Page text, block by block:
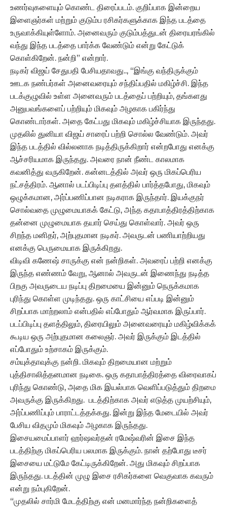
உணர்வுகளையும் கொண்ட திரைப்படம். குறிப்பாக இன்றைய
இளைஞர்கள் மற்றும் குடும்ப ரசிகர்களுக்காக இந்த படத்தை
உருவாக்கியுள்ளோம். அனைவரும் குடும்பத்துடன் திரையரங்கில்
வந்து இந்த படத்தை பார்க்க வேண்டும் என்று கேட்டுக்
கொள்கிறேன். நன்றி” என்றார்.
நடிகர் விஜய் சேதுபதி பேசியதாவது.., “இங்கு வந்திருக்கும்
ஊடக நண்பர்கள் அனைவரையும் சந்திப்பதில் மகிழ்ச்சி. இந்த
படக்குழுவில் உள்ள அனைவரும் படத்தைப் பற்றியும், தங்களது
அனுபவங்களைப் பற்றியும் மிகவும் அழகாக பகிர்ந்து
கொண்டார்கள். அதை கேட்பது மிகவும் மகிழ்ச்சியாக இருந்தது.
முதலில் துனியா விஜய் சாரைப் பற்றி சொல்ல வேண்டும். அவர்
இந்த படத்தில் வில்லனாக நடித்திருக்கிறார் என்றபோது எனக்கு
ஆச்சரியமாக இருந்தது. அவரை நான் நீண்ட காலமாக
கவனித்து வருகிறேன். கன்னடத்தில் அவர் ஒரு மிகப்பெரிய
நட்சத்திரம். ஆனால் படப்பிடிப்பு தளத்தில் பார்த்தபோது, மிகவும்
ஒழுக்கமான, அர்ப்பணிப்பான நடிகராக இருந்தார். இயக்குநர்
சொல்வதை முழுமையாகக் கேட்டு, அந்த கதாபாத்திரத்திற்காக
தன்னை முழுமையாக தயார் செய்து கொள்வார். அவர் ஒரு
சிறந்த மனிதர், அற்புதமான நடிகர். அவருடன் பணியாற்றியது
எனக்கு பெருமையாக இருக்கிறது.
விடிவி கணேஷ் சாருக்கு என் நன்றிகள். அவரைப் பற்றி எனக்கு
இருந்த எண்ணம் வேறு, ஆனால் அவருடன் இணைந்து நடித்த
பிறகு அவருடைய நடிப்பு திறமையை இன்னும் நெருக்கமாக
புரிந்து கொள்ள முடிந்தது. ஒரு காட்சியை எப்படி இன்னும்
சிறப்பாக மாற்றலாம் என்பதில் எப்போதும் ஆர்வமாக இருப்பார்.
படப்பிடிப்பு தளத்திலும், திரையிலும் அனைவரையும் மகிழ்விக்கக்
கூடிய ஒரு அற்புதமான கலைஞர். அவர் இருக்கும் இடத்தில்
எப்போதும் உற்சாகம் இருக்கும்.
சம்யுக்தாவுக்கு நன்றி. மிகவும் திறமையான மற்றும்
புத்திசாலித்தனமான நடிகை. ஒரு கதாபாத்திரத்தை விரைவாகப்
புரிந்து கொண்டு, அதை மிக இயல்பாக வெளிப்படுத்தும் திறமை
அவருக்கு இருக்கிறது. படத்திற்காக அவர் எடுத்த முயற்சியும்,
அர்ப்பணிப்பும் பாராட்டத்தக்கது. இன்று இந்த மேடையில் அவர்
பேசிய விதமும் மிகவும் அழகாக இருந்தது.
இசையமைப்பாளர் ஹர்ஷவர்தன் ரமேஷ்வரின் இசை இந்த
படத்திற்கு மிகப்பெரிய பலமாக இருக்கும். நான் தற்போது டீசர்
இசையை மட்டுமே கேட்டிருக்கிறேன். அது மிகவும் சிறப்பாக
இருந்தது. படத்தின் முழு இசை ரசிகர்களை வெகுவாக கவரும்
என்று நம்புகிறேன்.
“முதலில் சார்மி மேடத்திற்கு என் மனமார்ந்த நன்றிகளைத்